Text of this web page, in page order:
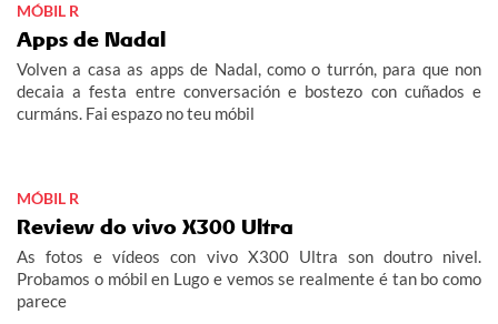
MÓBIL R
Apps de Nadal
Volven a casa as apps de Nadal, como o turrón, para que non
decaia a festa entre conversación e bostezo con cuñados e
curmáns. Fai espazo no teu móbil
MÓBIL R
Review do vivo X300 Ultra
As fotos e vídeos con vivo X300 Ultra son doutro nivel.
Probamos o móbil en Lugo e vemos se realmente é tan bo como
parece